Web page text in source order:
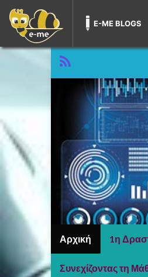
E-ME BLOGS
Αρχική 1η
Συνεχίζοντας τη